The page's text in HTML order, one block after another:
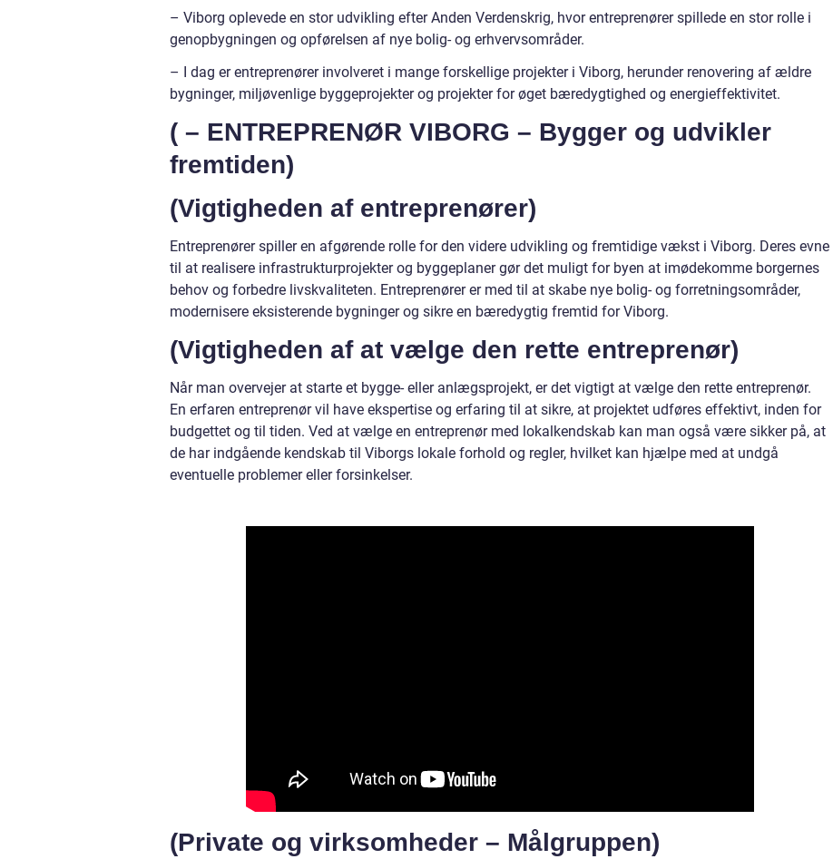
– Viborg oplevede en stor udvikling efter Anden Verdenskrig, hvor entreprenører spillede en stor rolle i
genopbygningen og opførelsen af nye bolig- og erhvervsområder.
– I dag er entreprenører involveret i mange forskellige projekter i Viborg, herunder renovering af ældre
bygninger, miljøvenlige byggeprojekter og projekter for øget bæredygtighed og energieffektivitet.
( – ENTREPRENØR VIBORG – Bygger og udvikler
fremtiden)
(Vigtigheden af entreprenører)
Entreprenører spiller en afgørende rolle for den videre udvikling og fremtidige vækst i Viborg. Deres evne
til at realisere infrastrukturprojekter og byggeplaner gør det muligt for byen at imødekomme borgernes
behov og forbedre livskvaliteten. Entreprenører er med til at skabe nye bolig- og forretningsområder,
modernisere eksisterende bygninger og sikre en bæredygtig fremtid for Viborg.
(Vigtigheden af at vælge den rette entreprenør)
Når man overvejer at starte et bygge- eller anlægsprojekt, er det vigtigt at vælge den rette entreprenør.
En erfaren entreprenør vil have ekspertise og erfaring til at sikre, at projektet udføres effektivt, inden for
budgettet og til tiden. Ved at vælge en entreprenør med lokalkendskab kan man også være sikker på, at
de har indgående kendskab til Viborgs lokale forhold og regler, hvilket kan hjælpe med at undgå
eventuelle problemer eller forsinkelser.
(Private og virksomheder – Målgruppen)